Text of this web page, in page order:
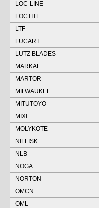
LOC-LINE
LOCTITE
LTF
LUCART
LUTZ BLADES
MARKAL
MARTOR
MILWAUKEE
MITUTOYO
MIXI
MOLYKOTE
NILFISK
NLB
NOGA
NORTON
OMCN
OML